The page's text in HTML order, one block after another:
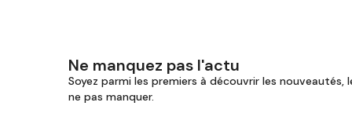
Ne manquez pas l'actu
Soyez parmi les premiers à découvrir les nouveautés,
ne pas manquer.